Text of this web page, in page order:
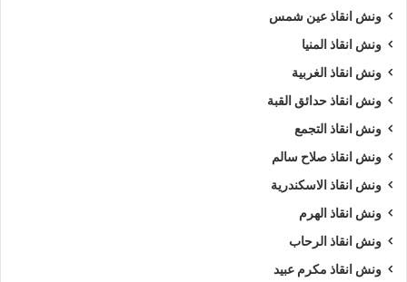
ونش انقاذ عين شمس
ونش انقاذ المنيا
ونش انقاذ الغربية
ونش انقاذ حدائق القبة
ونش انقاذ التجمع
ونش انقاذ صلاح سالم
ونش انقاذ الاسكندرية
ونش انقاذ الهرم
ونش انقاذ الرحاب
ونش انقاذ مكرم عبيد